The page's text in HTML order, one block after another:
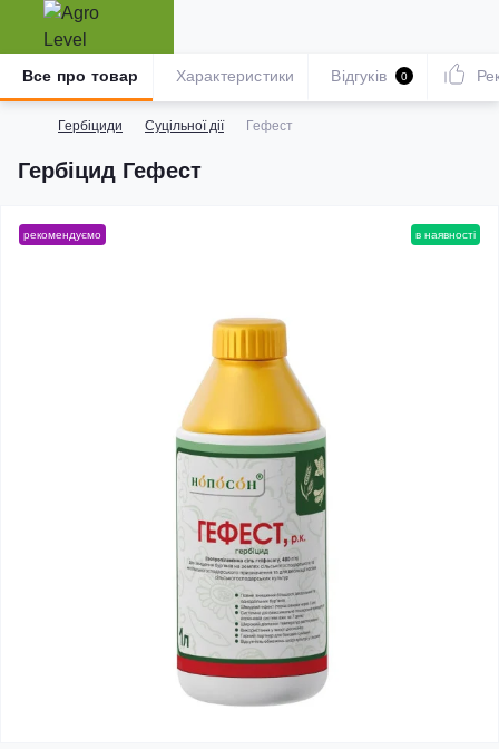
Гербіциди Суцільної дії Гефест
Гербіцид Гефест
Все про товар Характеристики Відгуків 0
рекомендуємо в наявності